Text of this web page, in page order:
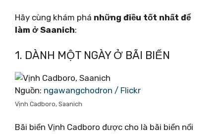
Hãy cùng khám phá những điều tốt nhất để
làm ở Saanich:
1. DÀNH MỘT NGÀY Ở BÃI BIỂN
Nguồn: ngawangchodron / Flickr
Vịnh Cadboro, Saanich
Bãi biển Vịnh Cadboro được cho là bãi biển nổi